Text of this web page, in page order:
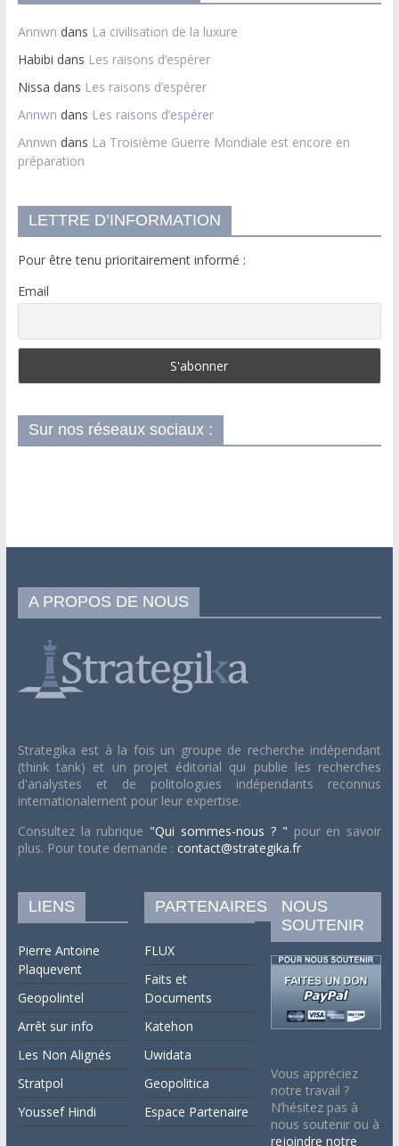
Annwn dans La civilisation de la luxure
Habibi dans Les raisons d’espérer
Nissa dans Les raisons d’espérer
Annwn dans Les raisons d’espérer
Annwn dans La Troisième Guerre Mondiale est encore en
préparation
LETTRE D’INFORMATION
Pour être tenu prioritairement informé :
Email
Sur nos réseaux sociaux :
A PROPOS DE NOUS
Strategika est à la fois un groupe de recherche indépendant
(think tank) et un projet éditorial qui publie les recherches
d'analystes et de politologues indépendants reconnus
internationalement pour leur expertise.
Consultez la rubrique "Qui sommes-nous ? " pour en savoir
plus. Pour toute demande : contact@strategika.fr
LIENS
Pierre Antoine
Plaquevent
Geopolintel
Arrêt sur info
Les Non Alignés
Stratpol
Youssef Hindi
PARTENAIRES
FLUX
Faits et
Documents
Katehon
Uwidata
Geopolitica
Espace Partenaire
NOUS
SOUTENIR
Vous appréciez
notre travail ?
N’hésitez pas à
nous soutenir ou à
rejoindre notre